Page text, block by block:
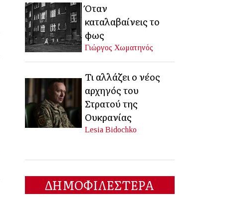
Όταν
καταλαβαίνεις το
φως
Γιώργος Χωματηνός
Τι αλλάζει ο νέος
αρχηγός του
Στρατού της
Ουκρανίας
Lesia Bidochko
ΔΗΜΟΦΙΛΕΣΤΕΡΑ